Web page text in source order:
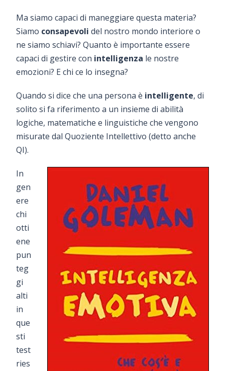
Ma siamo capaci di maneggiare questa materia?
Siamo consapevoli del nostro mondo interiore o
ne siamo schiavi? Quanto è importante essere
capaci di gestire con intelligenza le nostre
emozioni? E chi ce lo insegna?
Quando si dice che una persona è intelligente, di
solito si fa riferimento a un insieme di abilità
logiche, matematiche e linguistiche che vengono
misurate dal Quoziente Intellettivo (detto anche
QI).
In
gen
ere
chi
otti
ene
pun
teg
gi
alti
in
que
sti
test
ries